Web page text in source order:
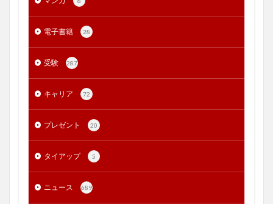
電子書籍 28
受験 287
キャリア 72
プレゼント 20
タイアップ 5
ニュース 689